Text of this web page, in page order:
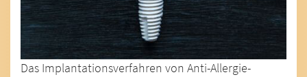
Das Implantationsverfahren von Anti-Allergie-